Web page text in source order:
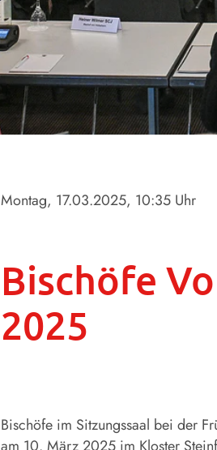
Montag, 17.03.2025, 10:35 Uhr
Bischöfe
2025
Bischöfe im Sitzungssaal bei der
am 10. März 2025 im Kloster